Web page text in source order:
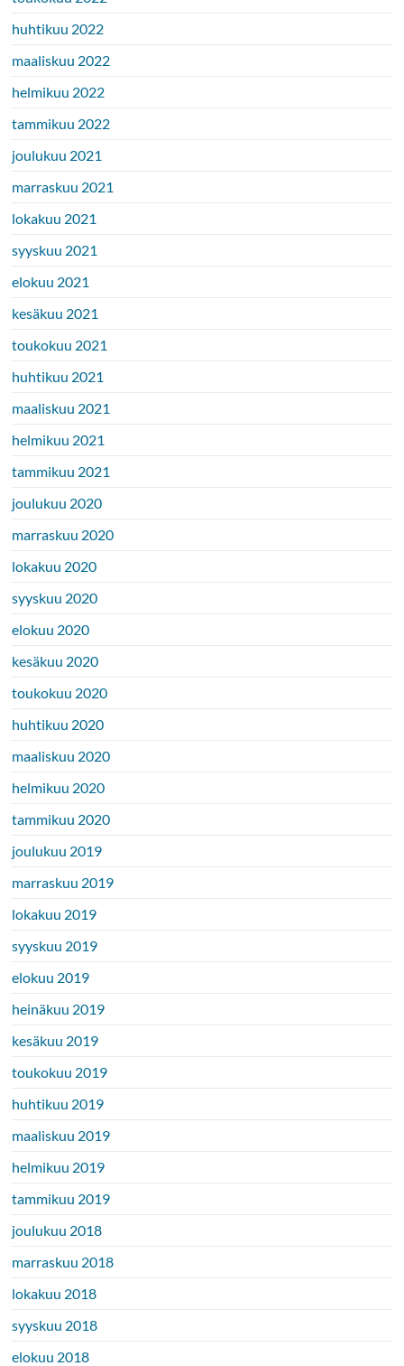
huhtikuu 2022
maaliskuu 2022
helmikuu 2022
tammikuu 2022
joulukuu 2021
marraskuu 2021
lokakuu 2021
syyskuu 2021
elokuu 2021
kesäkuu 2021
toukokuu 2021
huhtikuu 2021
maaliskuu 2021
helmikuu 2021
tammikuu 2021
joulukuu 2020
marraskuu 2020
lokakuu 2020
syyskuu 2020
elokuu 2020
kesäkuu 2020
toukokuu 2020
huhtikuu 2020
maaliskuu 2020
helmikuu 2020
tammikuu 2020
joulukuu 2019
marraskuu 2019
lokakuu 2019
syyskuu 2019
elokuu 2019
heinäkuu 2019
kesäkuu 2019
toukokuu 2019
huhtikuu 2019
maaliskuu 2019
helmikuu 2019
tammikuu 2019
joulukuu 2018
marraskuu 2018
lokakuu 2018
syyskuu 2018
elokuu 2018